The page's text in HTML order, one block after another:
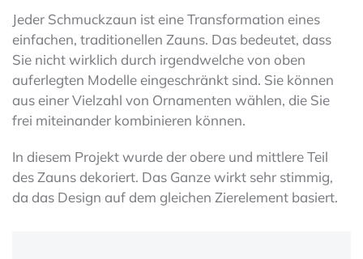
Jeder Schmuckzaun ist eine Transformation eines
einfachen, traditionellen Zauns. Das bedeutet, dass
Sie nicht wirklich durch irgendwelche von oben
auferlegten Modelle eingeschränkt sind. Sie können
aus einer Vielzahl von Ornamenten wählen, die Sie
frei miteinander kombinieren können.
In diesem Projekt wurde der obere und mittlere Teil
des Zauns dekoriert. Das Ganze wirkt sehr stimmig,
da das Design auf dem gleichen Zierelement basiert.